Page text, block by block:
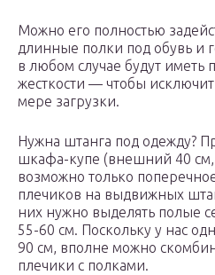
Можно его полностью
длинные полки под обувь и
в любом случае будут иметь
жесткости — чтобы
мере загрузки.
Нужна штанга под одежду?
шкафа-купе (внешний 40
возможно только
плечиков на выдвижных
них нужно выделять полые
55-60 см. Поскольку у нас
90 см, вполне можно
плечики с полками.